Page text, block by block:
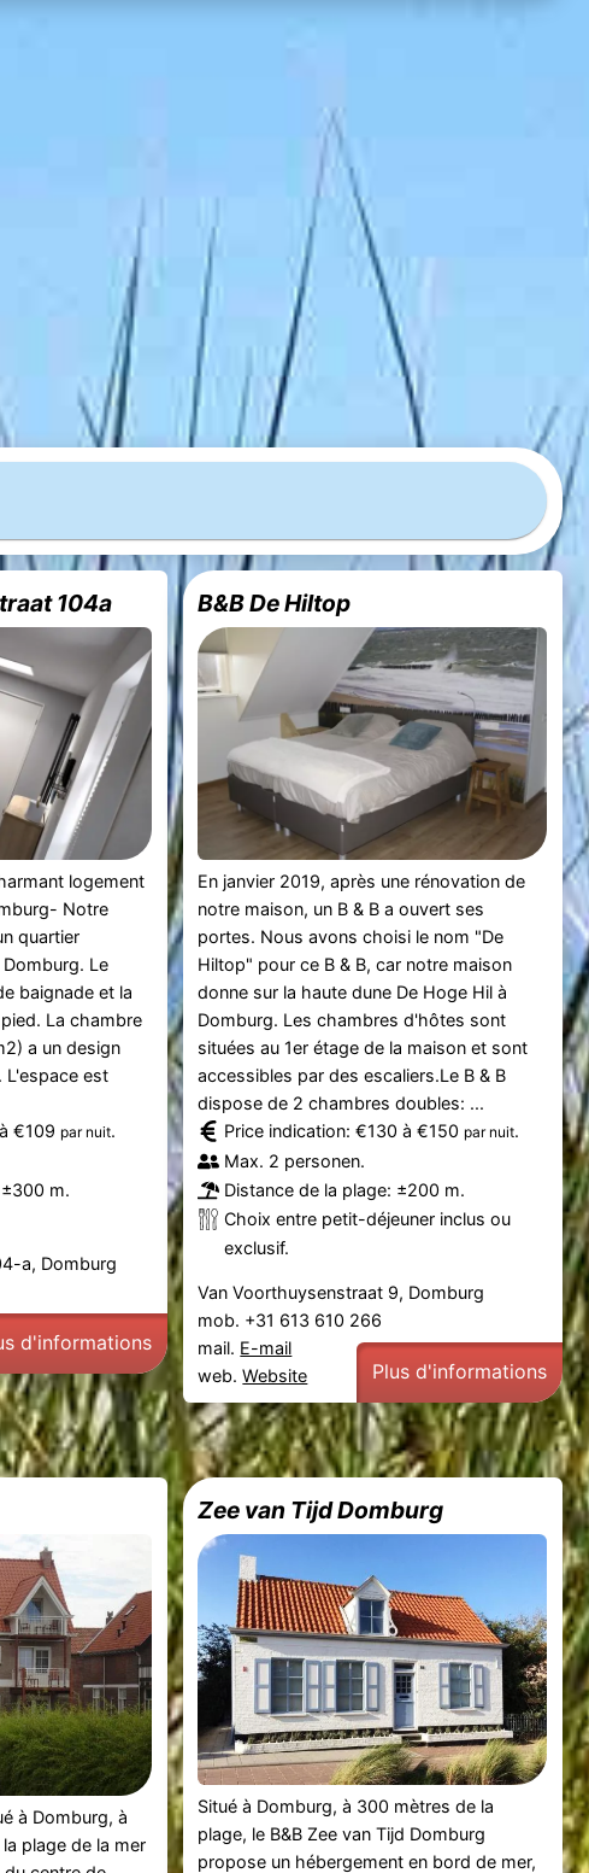
104a
logement
Notre
quartier
Le
baignade et la
La chambre
a un design
L'espace est
€109 par nuit.
m.
a, Domburg
d'informations
B&B De Hiltop
En janvier 2019, après une rénovation de
notre maison, un B & B a ouvert ses
portes. Nous avons choisi le nom "De
Hiltop" pour ce B & B, car notre maison
donne sur la haute dune De Hoge Hil à
Domburg. Les chambres d'hôtes sont
situées au 1er étage de la maison et sont
accessibles par des escaliers.Le B & B
dispose de 2 chambres doubles: ...
Price indication: €130 à €150 par nuit.
Max. 2 personen.
Distance de la plage: ±200 m.
Choix entre petit-déjeuner inclus ou
exclusif.
Van Voorthuysenstraat 9, Domburg
mob. +31 613 610 266
mail. E-mail
web.Website Plus d'informations
à Domburg, à
plage de la mer
Zee van Tijd Domburg
Situé à Domburg, à 300 mètres de la
plage, le B&B Zee van Tijd Domburg
propose un hébergement en bord de mer,